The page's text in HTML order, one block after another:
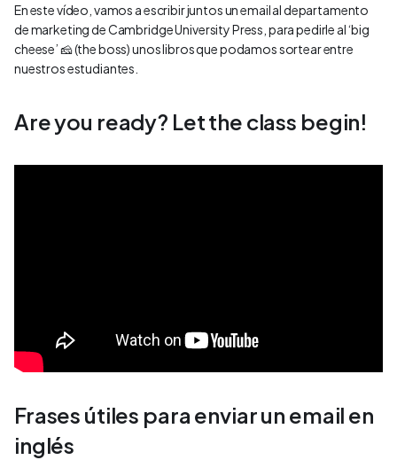
En este vídeo, vamos a escribir juntos un email al departamento
de marketing de Cambridge University Press, para pedirle al ‘big
cheese’ 🧀 (the boss) unos libros que podamos sortear entre
nuestros estudiantes.
Are you ready? Let the class begin!
Frases útiles para enviar un email en
inglés